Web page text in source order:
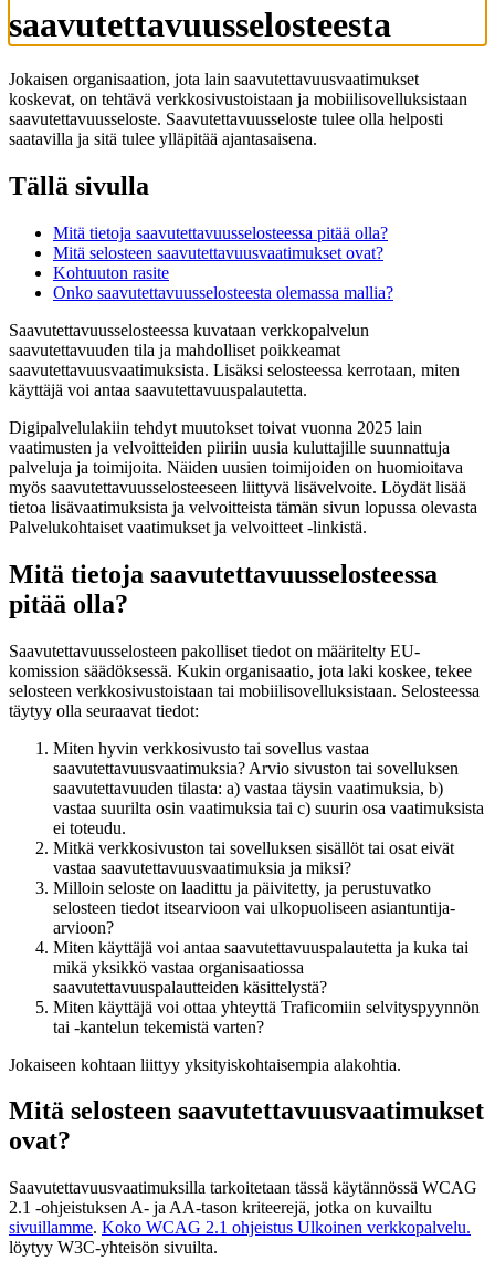
saavutettavuusselosteesta
Jokaisen organisaation, jota lain saavutettavuusvaatimukset
koskevat, on tehtävä verkkosivustoistaan ja mobiilisovelluksistaan
saavutettavuusseloste. Saavutettavuusseloste tulee olla helposti
saatavilla ja sitä tulee ylläpitää ajantasaisena.
Tällä sivulla
Mitä tietoja saavutettavuusselosteessa pitää olla?
Mitä selosteen saavutettavuusvaatimukset ovat?
Kohtuuton rasite
Onko saavutettavuusselosteesta olemassa mallia?
Saavutettavuusselosteessa kuvataan verkkopalvelun
saavutettavuuden tila ja mahdolliset poikkeamat
saavutettavuusvaatimuksista. Lisäksi selosteessa kerrotaan, miten
käyttäjä voi antaa saavutettavuuspalautetta.
Digipalvelulakiin tehdyt muutokset toivat vuonna 2025 lain
vaatimusten ja velvoitteiden piiriin uusia kuluttajille suunnattuja
palveluja ja toimijoita. Näiden uusien toimijoiden on huomioitava
myös saavutettavuusselosteeseen liittyvä lisävelvoite. Löydät lisää
tietoa lisävaatimuksista ja velvoitteista tämän sivun lopussa olevasta
Palvelukohtaiset vaatimukset ja velvoitteet -linkistä.
Mitä tietoja saavutettavuusselosteessa
pitää olla?
Saavutettavuusselosteen pakolliset tiedot on määritelty EU-
komission säädöksessä. Kukin organisaatio, jota laki koskee, tekee
selosteen verkkosivustoistaan tai mobiilisovelluksistaan. Selosteessa
täytyy olla seuraavat tiedot:
Miten hyvin verkkosivusto tai sovellus vastaa
saavutettavuusvaatimuksia? Arvio sivuston tai sovelluksen
saavutettavuuden tilasta: a) vastaa täysin vaatimuksia, b)
vastaa suurilta osin vaatimuksia tai c) suurin osa vaatimuksista
ei toteudu.
Mitkä verkkosivuston tai sovelluksen sisällöt tai osat eivät
vastaa saavutettavuusvaatimuksia ja miksi?
Milloin seloste on laadittu ja päivitetty, ja perustuvatko
selosteen tiedot itsearvioon vai ulkopuoliseen asiantuntija-
arvioon?
Miten käyttäjä voi antaa saavutettavuuspalautetta ja kuka tai
mikä yksikkö vastaa organisaatiossa
saavutettavuuspalautteiden käsittelystä?
Miten käyttäjä voi ottaa yhteyttä Traficomiin selvityspyynnön
tai -kantelun tekemistä varten?
Jokaiseen kohtaan liittyy yksityiskohtaisempia alakohtia.
Mitä selosteen saavutettavuusvaatimukset
ovat?
Saavutettavuusvaatimuksilla tarkoitetaan tässä käytännössä WCAG
2.1 -ohjeistuksen A- ja AA-tason kriteerejä, jotka on kuvailtu
sivuillamme. Koko WCAG 2.1 ohjeistus Ulkoinen verkkopalvelu.
löytyy W3C-yhteisön sivuilta.